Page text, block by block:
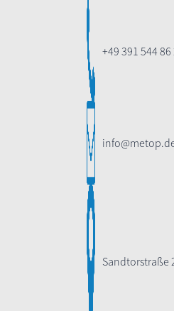
+49 391 544 86
Sandtorstraße